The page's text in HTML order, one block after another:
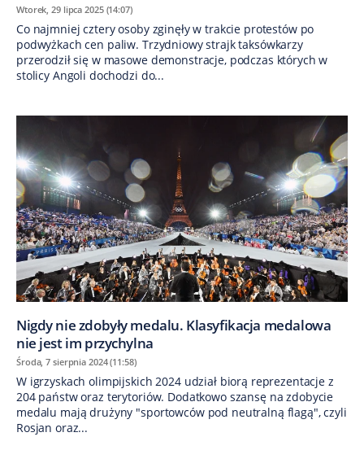
Wtorek, 29 lipca 2025 (14:07)
Co najmniej cztery osoby zginęły w trakcie protestów po
podwyżkach cen paliw. Trzydniowy strajk taksówkarzy
przerodził się w masowe demonstracje, podczas których w
stolicy Angoli dochodzi do...
Nigdy nie zdobyły medalu. Klasyfikacja medalowa
nie jest im przychylna
Środa, 7 sierpnia 2024 (11:58)
W igrzyskach olimpijskich 2024 udział biorą reprezentacje z
204 państw oraz terytoriów. Dodatkowo szansę na zdobycie
medalu mają drużyny "sportowców pod neutralną flagą", czyli
Rosjan oraz...